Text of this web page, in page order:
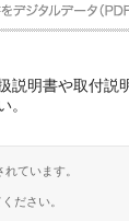
明書や取付説
。
ています。
ださい。